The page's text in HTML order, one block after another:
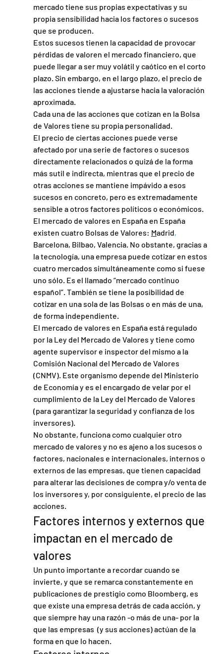
mercado tiene sus propias expectativas y su
propia sensibilidad hacia los factores o sucesos
que se producen.
Estos sucesos tienen la capacidad de provocar
pérdidas de valoren el mercado financiero, que
puede llegar a ser muy volátil y caótico en el corto
plazo. Sin embargo, en el largo plazo, el precio de
las acciones tiende a ajustarse hacia la valoración
aproximada.
Cada una de las acciones que cotizan en la Bolsa
de Valores tiene su propia personalidad.
El precio de ciertas acciones puede verse
afectado por una serie de factores o sucesos
directamente relacionados o quizá de la forma
más sutil e indirecta, mientras que el precio de
otras acciones se mantiene impávido a esos
sucesos en concreto, pero es extremadamente
sensible a otros factores políticos o económicos.
El mercado de valores en España en España
existen cuatro Bolsas de Valores: Madrid,
Barcelona, Bilbao, Valencia. No obstante, gracias a
la tecnología, una empresa puede cotizar en estos
cuatro mercados simultáneamente como si fuese
uno sólo. Es el llamado “mercado continuo
español”. También se tiene la posibilidad de
cotizar en una sola de las Bolsas o en más de una,
de forma independiente.
El mercado de valores en España está regulado
por la Ley del Mercado de Valores y tiene como
agente supervisor e inspector del mismo a la
Comisión Nacional del Mercado de Valores
(CNMV). Este organismo depende del Ministerio
de Economía y es el encargado de velar por el
cumplimiento de la Ley del Mercado de Valores
(para garantizar la seguridad y confianza de los
inversores).
No obstante, funciona como cualquier otro
mercado de valores y no es ajeno a los sucesos o
factores, nacionales e internacionales, internos o
externos de las empresas, que tienen capacidad
para alterar las decisiones de compra y/o venta de
los inversores y, por consiguiente, el precio de las
acciones.
Factores internos y externos que
impactan en el mercado de
valores
Un punto importante a recordar cuando se
invierte, y que se remarca constantemente en
publicaciones de prestigio como Bloomberg, es
que existe una empresa detrás de cada acción, y
que siempre hay una razón -o más de una- por la
que las empresas  (y sus acciones) actúan de la
forma en que lo hacen.